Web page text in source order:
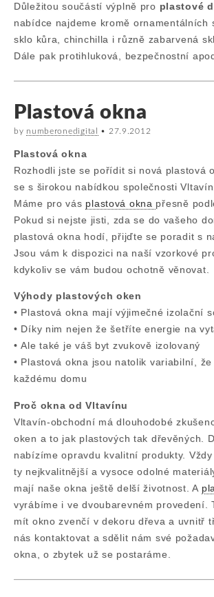
Důležitou součástí výplně pro plastové
nabídce najdeme kromě ornamentálních
sklo kůra, chinchilla i různě zabarvená
Dále pak protihluková, bezpečnostní
Plastová okna
by numberonedigital • 27.9.2012
Plastová okna
Rozhodli jste se pořídit si nová plastová
se s širokou nabídkou společnosti
Máme pro vás plastová okna přesně
Pokud si nejste jisti, zda se do vašeho
plastová okna hodí, přijďte se poradit s
Jsou vám k dispozici na naší vzorkové
kdykoliv se vám budou ochotně věnovat.
Výhody plastových oken
• Plastová okna mají výjimečné izolační
• Díky nim nejen že šetříte energie na
• Ale také je váš byt zvukově izolovaný
• Plastová okna jsou natolik variabilní,
každému domu
Proč okna od Vltavínu
Vltavín-obchodní má dlouhodobé
oken a to jak plastových tak dřevěných.
nabízíme opravdu kvalitní produkty.
ty nejkvalitnější a vysoce odolné
mají naše okna ještě delší životnost. A
vyrábíme i ve dvoubarevném provedení.
mít okno zvenčí v dekoru dřeva a uvnitř
nás kontaktovat a sdělit nám své
okna, o zbytek už se postaráme.